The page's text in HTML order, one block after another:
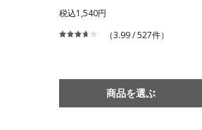
税込1,540円
（3.99 / 527件）
商品を選ぶ